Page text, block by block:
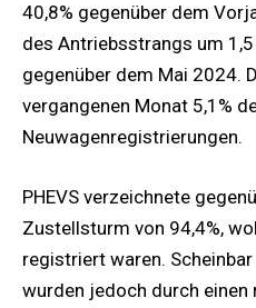
40,8% gegenüber dem
des Antriebsstrangs um
gegenüber dem Mai 2024.
vergangenen Monat 5,1%
Neuwagenregistrierungen.
PHEVS verzeichnete
Zustellsturm von 94,4%,
registriert waren.
wurden jedoch durch einen